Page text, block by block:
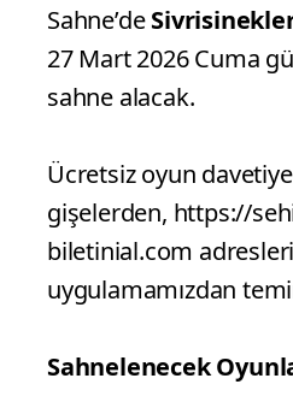
Sahne’de
27 Mart 2026 Cuma
sahne alacak.
Ücretsiz oyun
gişelerden, https://
biletinial.com
uygulamamızdan
Sahnelenecek